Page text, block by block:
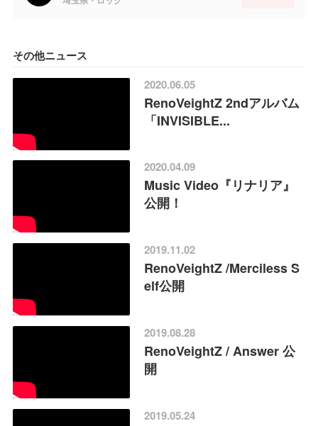
その他ニュース
2020.06.05
RenoVeightZ 2ndアルバム
「INVISIBLE...
2020.04.09
Music Video『リナリア』
公開！
2019.11.02
RenoVeightZ /Merciless S
elf公開
2019.08.28
RenoVeightZ / Answer 公
開
2019.05.24